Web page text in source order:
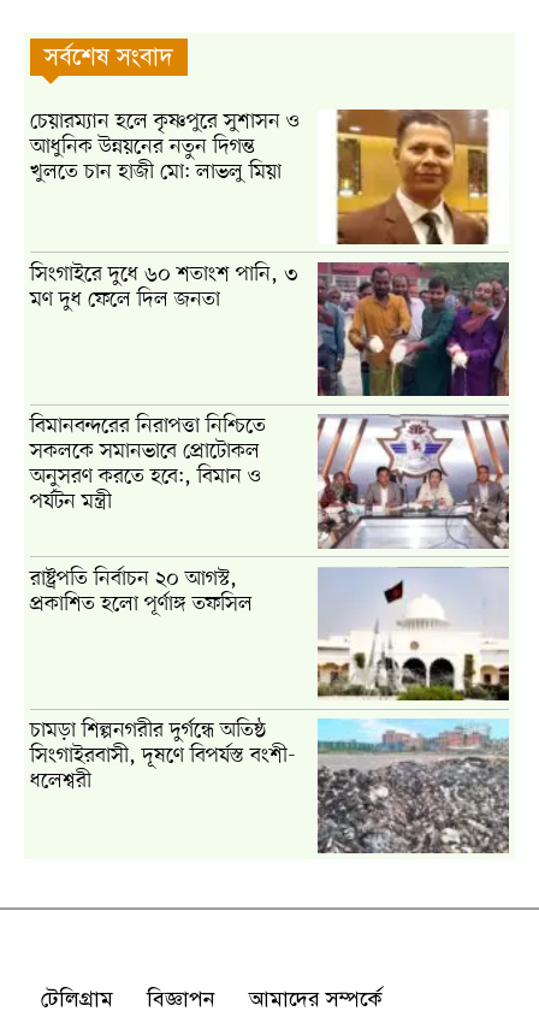
টেলিগ্রাম বিজ্ঞাপন আমাদের সম্পর্কে